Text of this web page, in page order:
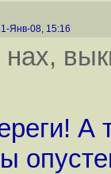
Янв-08, 15:16
А